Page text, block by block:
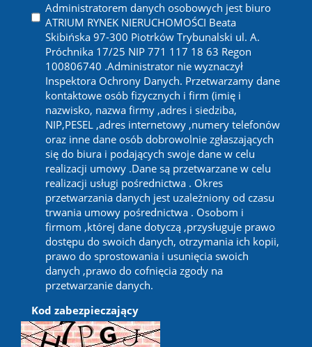
Administratorem danych osobowych jest biuro
ATRIUM RYNEK NIERUCHOMOŚCI Beata
Skibińska 97-300 Piotrków Trybunalski ul. A.
Próchnika 17/25 NIP 771 117 18 63 Regon
100806740 .Administrator nie wyznaczył
Inspektora Ochrony Danych. Przetwarzamy dane
kontaktowe osób fizycznych i firm (imię i
nazwisko, nazwa firmy ,adres i siedziba,
NIP,PESEL ,adres internetowy ,numery telefonów
oraz inne dane osób dobrowolnie zgłaszających
się do biura i podających swoje dane w celu
realizacji umowy .Dane są przetwarzane w celu
realizacji usługi pośrednictwa . Okres
przetwarzania danych jest uzależniony od czasu
trwania umowy pośrednictwa . Osobom i
firmom ,której dane dotyczą ,przysługuje prawo
dostępu do swoich danych, otrzymania ich kopii,
prawo do sprostowania i usunięcia swoich
danych ,prawo do cofnięcia zgody na
przetwarzanie danych.
Kod zabezpieczający